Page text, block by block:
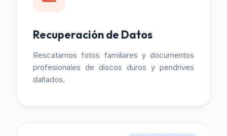
Recuperación de Datos
Rescatamos fotos familiares y documentos
profesionales de discos duros y pendrives
dañados.